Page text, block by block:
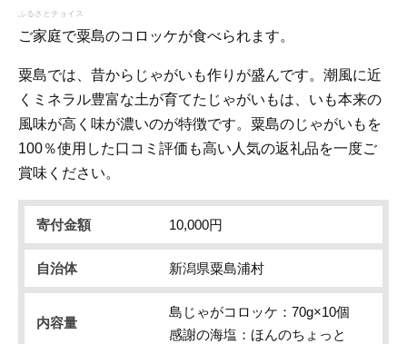
ふるさとチョイス
ご家庭で粟島のコロッケが食べられます。
粟島では、昔からじゃがいも作りが盛んです。潮風に近
くミネラル豊富な土が育てたじゃがいもは、いも本来の
風味が高く味が濃いのが特徴です。粟島のじゃがいもを
100％使用した口コミ評価も高い人気の返礼品を一度ご
賞味ください。
寄付金額 10,000円
自治体 新潟県粟島浦村
内容量
島じゃがコロッケ：70g×10個
感謝の海塩：ほんのちょっと